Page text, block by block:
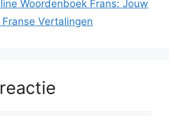
Woordenboek Frans: Jouw
Vertalingen